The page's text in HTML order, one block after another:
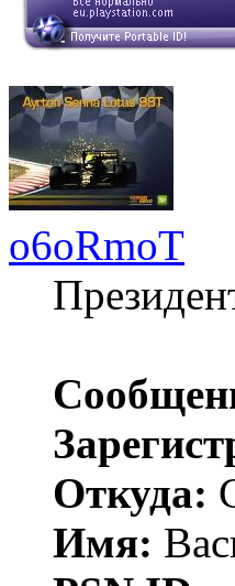
o6oRmoT
Откуда:
Имя: